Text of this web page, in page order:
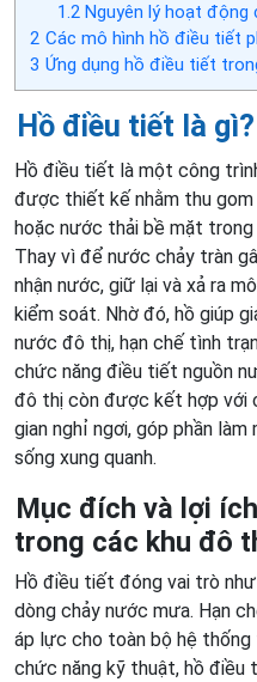
1.2Nguyên lý hoạt động
2 Các mô hình hồ điều tiết
3 Ứng dụng hồ điều tiết
Hồ điều tiết là gì?
Hồ điều tiết là một công
được thiết kế nhằm thu
hoặc nước thải bề mặt
Thay vì để nước chảy tràn
nhận nước, giữ lại và xả ra
kiểm soát. Nhờ đó, hồ giúp
nước đô thị, hạn chế tình
chức năng điều tiết nguồn
đô thị còn được kết hợp với
gian nghỉ ngơi, góp phần
sống xung quanh.
Mục đích và lợi
trong các khu đô
Hồ điều tiết đóng vai trò
dòng chảy nước mưa. Hạn
áp lực cho toàn bộ hệ
chức năng kỹ thuật, hồ điều